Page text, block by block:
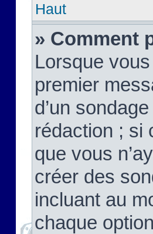
Haut
» Comment
Lorsque
premier
d’un
rédaction ; si
que vous
créer des
incluant au
chaque